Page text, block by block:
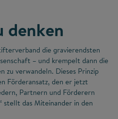
denken
die gravierendsten
– und krempelt dann die
zu verwandeln. Dieses Prinzip
Förderansatz, den er jetzt
Partnern und Förderern
stellt das Miteinander in den